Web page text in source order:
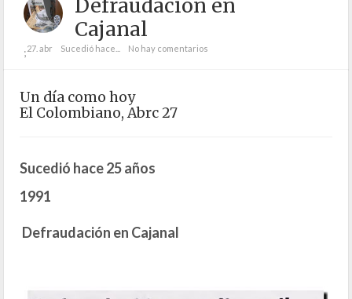
Defraudación en
Cajanal
;27. abr Sucedió hace... No hay comentarios
Un día como hoy
El Colombiano, Abrc 27
Sucedió hace 25 años
1991
Defraudación en Cajanal